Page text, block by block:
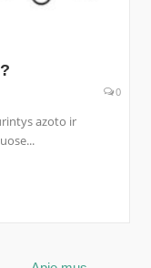
0
azoto ir